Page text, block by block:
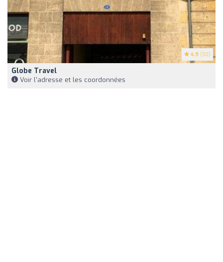
4.9 (30)
Globe Travel
Voir l'adresse et les coordonnées